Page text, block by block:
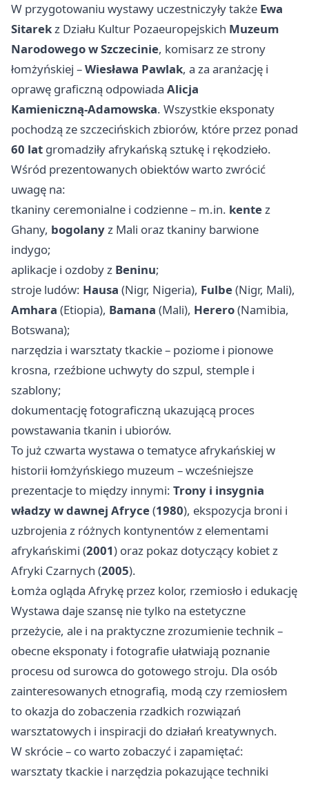
W przygotowaniu wystawy uczestniczyły także Ewa
Sitarekz Działu Kultur Pozaeuropejskich Muzeum
Narodowego w Szczecinie, komisarz ze strony
łomżyńskiej –Wiesława Pawlak, a za aranżację i
oprawę graficzną odpowiada Alicja
Kamieniczną‑Adamowska. Wszystkie eksponaty
pochodzą ze szczecińskich zbiorów, które przez ponad
60 lat gromadziły afrykańską sztukę i rękodzieło.
Wśród prezentowanych obiektów warto zwrócić
uwagę na:
tkaniny ceremonialne i codzienne – m.in. kentez
Ghany, bogolanyz Mali oraz tkaniny barwione
indygo;
aplikacje i ozdoby z Beninu;
stroje ludów: Hausa (Nigr, Nigeria), Fulbe(Nigr, Mali),
Amhara (Etiopia), Bamana (Mali), Herero(Namibia,
Botswana);
narzędzia i warsztaty tkackie – poziome i pionowe
krosna, rzeźbione uchwyty do szpul, stemple i
szablony;
dokumentację fotograficzną ukazującą proces
powstawania tkanin i ubiorów.
To już czwarta wystawa o tematyce afrykańskiej w
historii łomżyńskiego muzeum – wcześniejsze
prezentacje to między innymi: Trony i insygnia
władzy w dawnej Afryce(1980), ekspozycja broni i
uzbrojenia z różnych kontynentów z elementami
afrykańskimi (2001) oraz pokaz dotyczący kobiet z
Afryki Czarnych (2005).
Łomża ogląda Afrykę przez kolor, rzemiosło i edukację
Wystawa daje szansę nie tylko na estetyczne
przeżycie, ale i na praktyczne zrozumienie technik –
obecne eksponaty i fotografie ułatwiają poznanie
procesu od surowca do gotowego stroju. Dla osób
zainteresowanych etnografią, modą czy rzemiosłem
to okazja do zobaczenia rzadkich rozwiązań
warsztatowych i inspiracji do działań kreatywnych.
W skrócie – co warto zobaczyć i zapamiętać:
warsztaty tkackie i narzędzia pokazujące techniki